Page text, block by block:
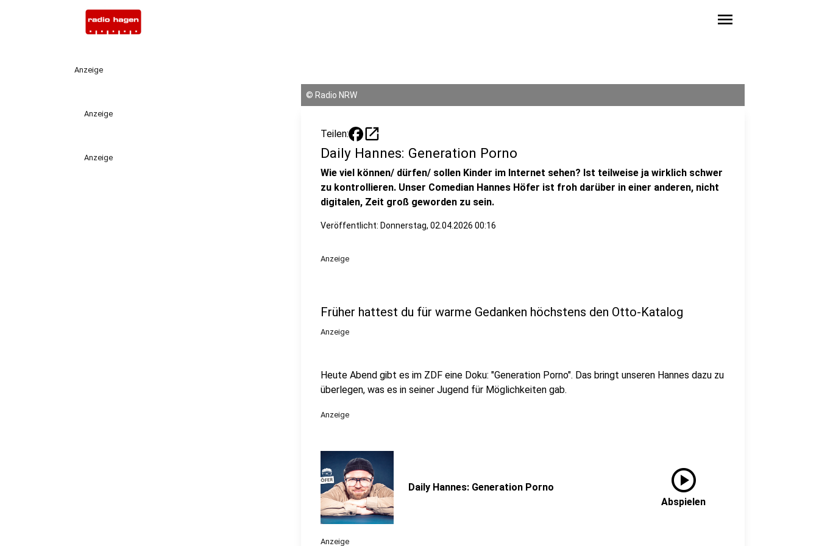
menu
Anzeige
Anzeige
Anzeige
© Radio NRW
Teilen: open_in_new
Daily Hannes: Generation Porno
Wie viel können/ dürfen/ sollen Kinder im Internet sehen? Ist teilweise ja wirklich schwer
zu kontrollieren. Unser Comedian Hannes Höfer ist froh darüber in einer anderen, nicht
digitalen, Zeit groß geworden zu sein.
Veröffentlicht: Donnerstag, 02.04.2026 00:16
Anzeige
Früher hattest du für warme Gedanken höchstens den Otto-Katalog
Anzeige
Heute Abend gibt es im ZDF eine Doku: "Generation Porno". Das bringt unseren Hannes dazu zu
überlegen, was es in seiner Jugend für Möglichkeiten gab.
Anzeige
Daily Hannes: Generation Porno play_circle
Abspielen
Anzeige